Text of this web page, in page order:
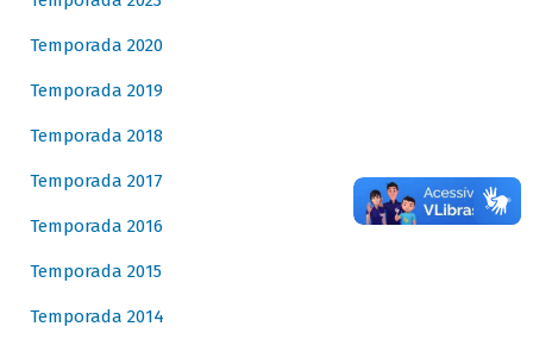
Temporada 2020
Temporada 2019
Temporada 2018
Temporada 2017
Temporada 2016
Temporada 2015
Temporada 2014